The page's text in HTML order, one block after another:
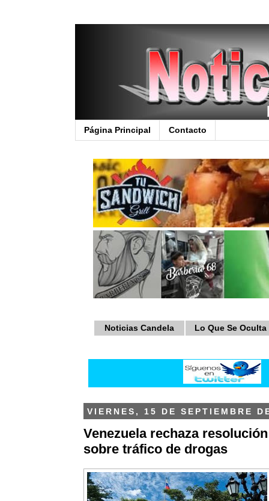
Página Principal Contacto
Noticias Candela Lo Que Se Oculta
VIERNES, 15 DE SEPTIEMBRE
Venezuela rechaza
sobre tráfico de drogas